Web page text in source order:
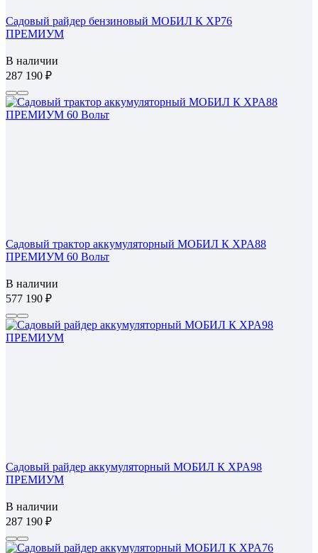
Садовый райдер бензиновый МОБИЛ К XP76
ПРЕМИУМ
В наличии
287 190
Садовый трактор аккумуляторный МОБИЛ К XPA88
ПРЕМИУМ 60 Вольт
В наличии
577 190
Садовый райдер аккумуляторный МОБИЛ К XPA98
ПРЕМИУМ
В наличии
287 190